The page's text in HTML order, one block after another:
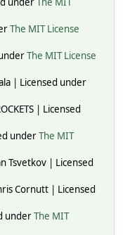
The MIT License
The MIT License
| Licensed under
| Licensed
underThe MIT
Tsvetkov | Licensed
Cornutt | Licensed
underThe MIT